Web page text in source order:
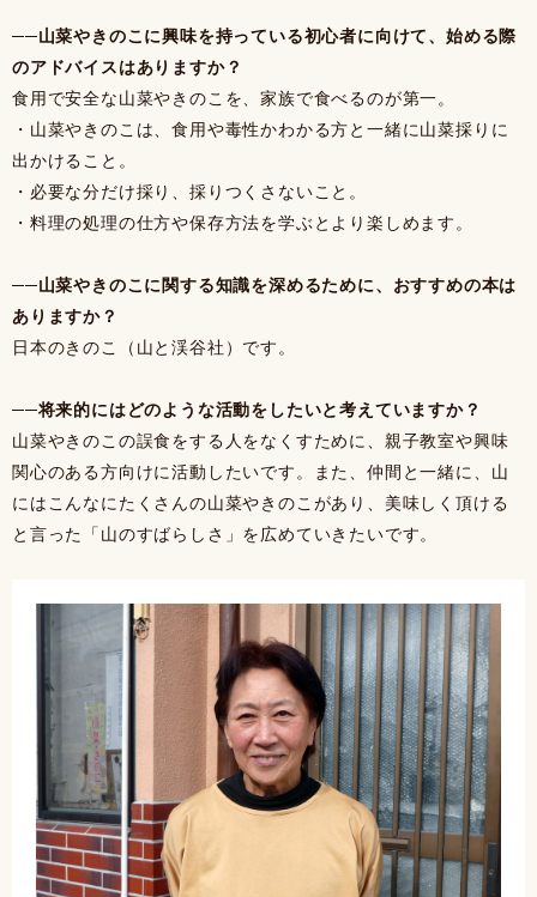
──山菜やきのこに興味を持っている初心者に向けて、始める際
のアドバイスはありますか？
食用で安全な山菜やきのこを、家族で食べるのが第一。
・山菜やきのこは、食用や毒性かわかる方と一緒に山菜採りに
出かけること。
・必要な分だけ採り、採りつくさないこと。
・料理の処理の仕方や保存方法を学ぶとより楽しめます。
──山菜やきのこに関する知識を深めるために、おすすめの本は
ありますか？
日本のきのこ（山と渓谷社）です。
──将来的にはどのような活動をしたいと考えていますか？
山菜やきのこの誤食をする人をなくすために、親子教室や興味
関心のある方向けに活動したいです。また、仲間と一緒に、山
にはこんなにたくさんの山菜やきのこがあり、美味しく頂ける
と言った「山のすばらしさ」を広めていきたいです。